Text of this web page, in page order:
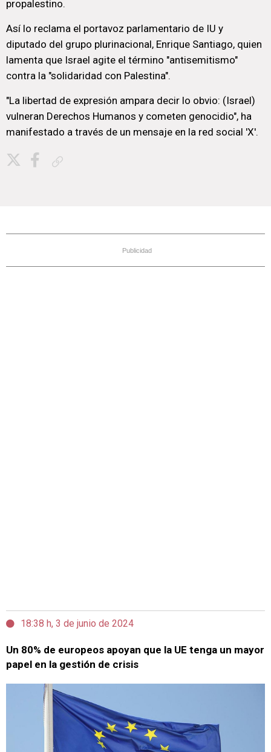
propalestino.
Así lo reclama el portavoz parlamentario de IU y
diputado del grupo plurinacional, Enrique Santiago, quien
lamenta que Israel agite el término "antisemitismo"
contra la "solidaridad con Palestina".
"La libertad de expresión ampara decir lo obvio: (Israel)
vulneran Derechos Humanos y cometen genocidio", ha
manifestado a través de un mensaje en la red social 'X'.
Publicidad
18:38 h, 3 de junio de 2024
Un 80% de europeos apoyan que la UE tenga un mayor
papel en la gestión de crisis